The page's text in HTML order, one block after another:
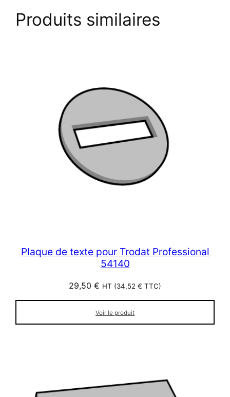
Produits similaires
Plaque de texte pour Trodat Professional
54140
29,50 € HT (34,52 € TTC)
Voir le produit